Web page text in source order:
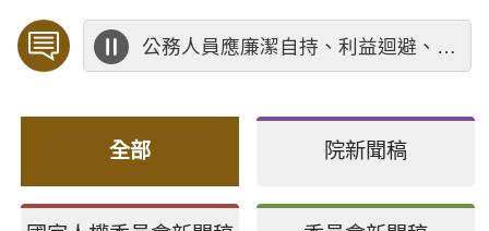
公務人員應廉潔自持、利益迴避、依法公正執行公務～考試院公務人員保障暨培訓委員會～
全部 院新聞稿